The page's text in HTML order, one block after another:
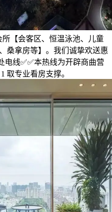
所【会客区、恒温泳池、儿童
桑拿房等】。我们诚挚欢送惠
电线✅✅本热线为开辟商曲营
取专业看房支撑。